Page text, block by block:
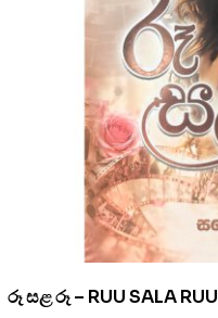
රූ සළ රූ – RUU SALA RUU